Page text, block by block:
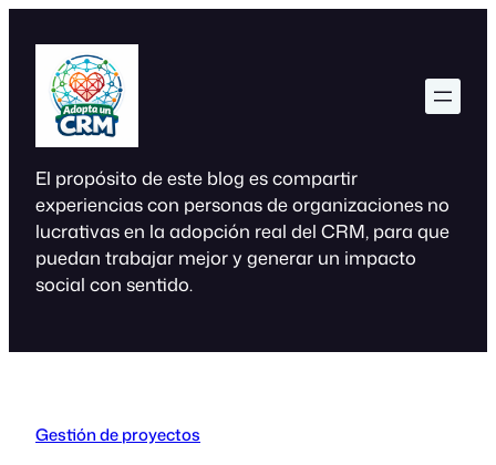
contenido
El propósito de este blog es compartir
experiencias con personas de organizaciones no
lucrativas en la adopción real del CRM, para que
puedan trabajar mejor y generar un impacto
social con sentido.
Gestión de proyectos